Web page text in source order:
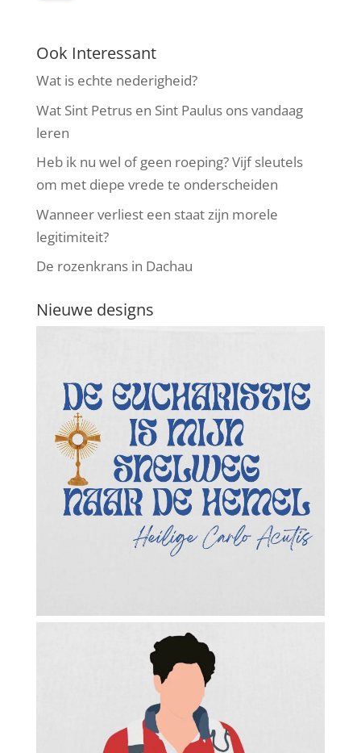
Ook Interessant
Wat is echte nederigheid?
Wat Sint Petrus en Sint Paulus ons vandaag
leren
Heb ik nu wel of geen roeping? Vijf sleutels
om met diepe vrede te onderscheiden
Wanneer verliest een staat zijn morele
legitimiteit?
De rozenkrans in Dachau
Nieuwe designs